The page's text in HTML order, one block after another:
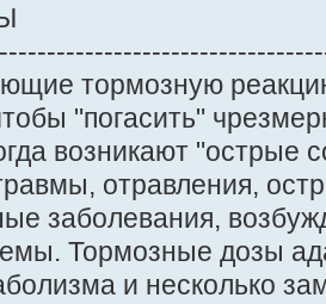
тормозную
"погасить"
возникают "острые
отравления,
заболевания,
Тормозные дозы
и несколько